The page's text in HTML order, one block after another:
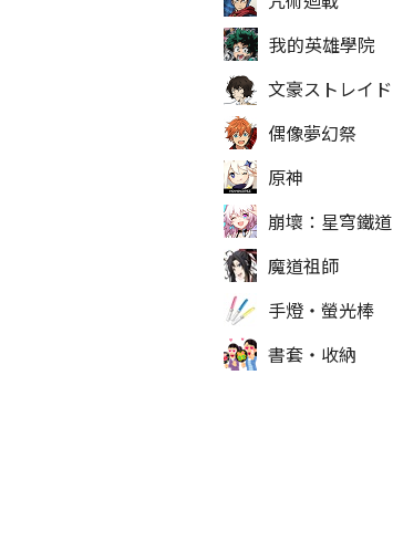
我的英雄學院
文豪ストレイ
偶像夢幻祭
原神
崩壞：星穹鐵道
魔道祖師
手燈‧螢光棒
書套‧收納